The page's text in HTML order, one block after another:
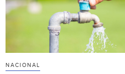
NACIONAL